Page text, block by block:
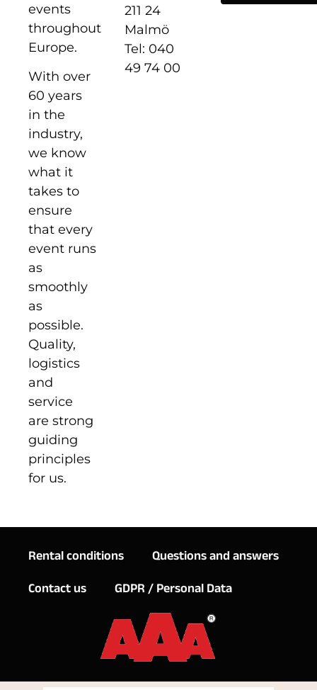
events
throughout
Europe.
With over
60 years
in the
industry,
we know
what it
takes to
ensure
that every
event runs
as
smoothly
as
possible.
Quality,
logistics
and
service
are strong
guiding
principles
for us.
211 24
Malmö
Tel: 040
49 74 00
Rental conditions
Questions and answers
Contact us
GDPR / Personal Data